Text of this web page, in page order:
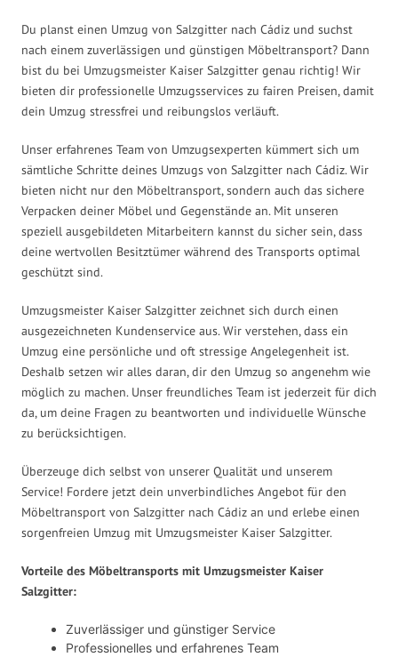
Du planst einen Umzug von Salzgitter nach Cádiz und suchst
nach einem zuverlässigen und günstigen Möbeltransport? Dann
bist du bei Umzugsmeister Kaiser Salzgitter genau richtig! Wir
bieten dir professionelle Umzugsservices zu fairen Preisen, damit
dein Umzug stressfrei und reibungslos verläuft.
Unser erfahrenes Team von Umzugsexperten kümmert sich um
sämtliche Schritte deines Umzugs von Salzgitter nach Cádiz. Wir
bieten nicht nur den Möbeltransport, sondern auch das sichere
Verpacken deiner Möbel und Gegenstände an. Mit unseren
speziell ausgebildeten Mitarbeitern kannst du sicher sein, dass
deine wertvollen Besitztümer während des Transports optimal
geschützt sind.
Umzugsmeister Kaiser Salzgitter zeichnet sich durch einen
ausgezeichneten Kundenservice aus. Wir verstehen, dass ein
Umzug eine persönliche und oft stressige Angelegenheit ist.
Deshalb setzen wir alles daran, dir den Umzug so angenehm wie
möglich zu machen. Unser freundliches Team ist jederzeit für dich
da, um deine Fragen zu beantworten und individuelle Wünsche
zu berücksichtigen.
Überzeuge dich selbst von unserer Qualität und unserem
Service! Fordere jetzt dein unverbindliches Angebot für den
Möbeltransport von Salzgitter nach Cádiz an und erlebe einen
sorgenfreien Umzug mit Umzugsmeister Kaiser Salzgitter.
Vorteile des Möbeltransports mit Umzugsmeister Kaiser
Salzgitter:
Zuverlässiger und günstiger Service
Professionelles und erfahrenes Team